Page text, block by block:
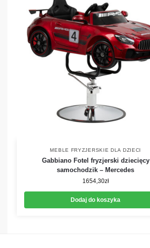
MEBLE FRYZJERSKIE DLA DZIECI
Gabbiano Fotel fryzjerski dziecięcy
samochodzik – Mercedes
1654,30zł
Dodaj do koszyka